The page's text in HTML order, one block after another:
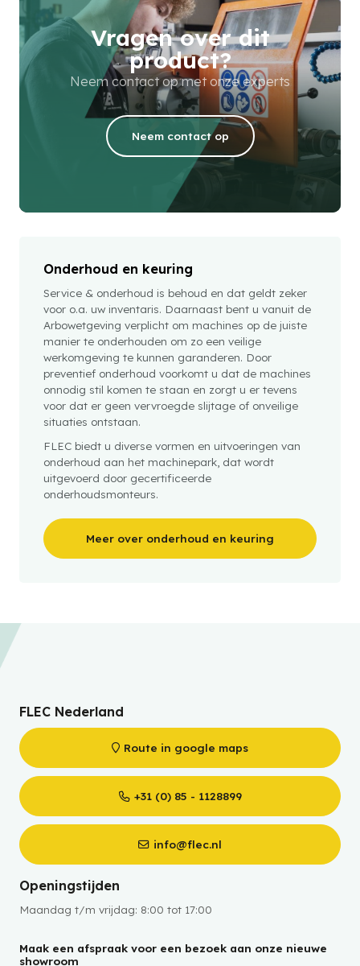
Vragen over dit
product?
Neem contact op met onze experts
Neem contact op
Onderhoud en keuring
Service & onderhoud is behoud en dat geldt zeker
voor o.a. uw inventaris. Daarnaast bent u vanuit de
Arbowetgeving verplicht om machines op de juiste
manier te onderhouden om zo een veilige
werkomgeving te kunnen garanderen. Door
preventief onderhoud voorkomt u dat de machines
onnodig stil komen te staan en zorgt u er tevens
voor dat er geen vervroegde slijtage of onveilige
situaties ontstaan.
FLEC biedt u diverse vormen en uitvoeringen van
onderhoud aan het machinepark, dat wordt
uitgevoerd door gecertificeerde
onderhoudsmonteurs.
Meer over onderhoud en keuring
FLEC Nederland
Route in google maps
+31 (0) 85 - 1128899
info@flec.nl
Openingstijden
Maandag t/m vrijdag: 8:00 tot 17:00
Maak een afspraak voor een bezoek aan onze nieuwe
showroom